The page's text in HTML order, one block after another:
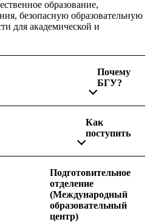
образование,
безопасную образовательную
для академической и
Почему
БГУ?
Как
поступить
Подготовительное
отделение
(Международный
образовательный
центр)